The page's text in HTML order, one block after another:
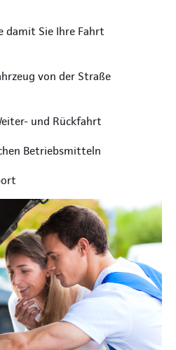
damit Sie Ihre Fahrt
von der Straße
und Rückfahrt
Betriebsmitteln